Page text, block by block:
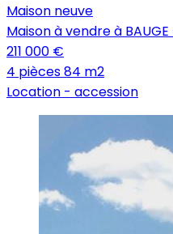
Maison neuve
Maison à vendre à
211 000 €
4 pièces84 m2
Location - accession